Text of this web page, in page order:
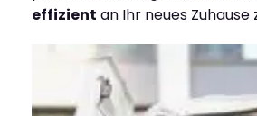
effizient an Ihr neues Zuhause